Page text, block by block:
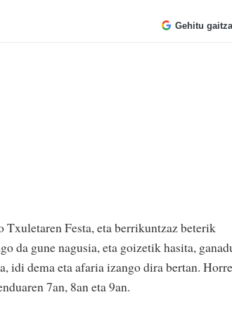
Gehitu
Txuletaren Festa, eta berrikuntzaz beterik
da gune nagusia, eta goizetik hasita,
idi dema eta afaria izango dira bertan.
7an, 8an eta 9an.